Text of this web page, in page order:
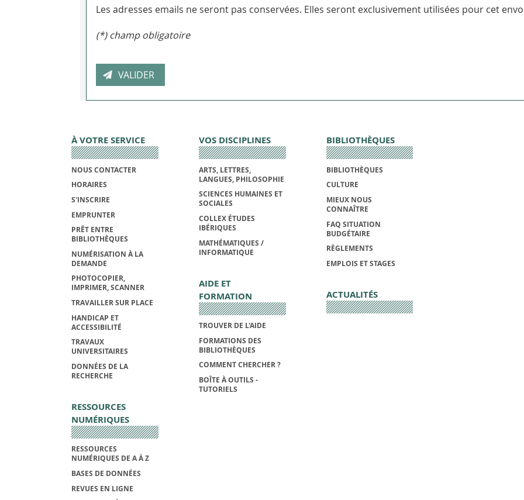
Les adresses emails ne seront pas conservées. Elles seront exclusivement utilisées pour cet
(*) champ obligatoire
À VOTRE SERVICE
NOUS CONTACTER
HORAIRES
S'INSCRIRE
EMPRUNTER
PRÊT ENTRE
BIBLIOTHÈQUES
NUMÉRISATION À LA
DEMANDE
PHOTOCOPIER,
IMPRIMER, SCANNER
TRAVAILLER SUR PLACE
HANDICAP ET
ACCESSIBILITÉ
TRAVAUX
UNIVERSITAIRES
DONNÉES DE LA
RECHERCHE
RESSOURCES
NUMÉRIQUES
RESSOURCES
NUMÉRIQUES DE A À Z
BASES DE DONNÉES
REVUES EN LIGNE
VOS DISCIPLINES
ARTS, LETTRES,
LANGUES, PHILOSOPHIE
SCIENCES HUMAINES ET
SOCIALES
COLLEX ÉTUDES
IBÉRIQUES
MATHÉMATIQUES /
INFORMATIQUE
AIDE ET
FORMATION
TROUVER DE L'AIDE
FORMATIONS DES
BIBLIOTHÈQUES
COMMENT CHERCHER ?
BOÎTE À OUTILS -
TUTORIELS
BIBLIOTHÈQUES
BIBLIOTHÈQUES
CULTURE
MIEUX NOUS
CONNAÎTRE
FAQ SITUATION
BUDGÉTAIRE
RÈGLEMENTS
EMPLOIS ET STAGES
ACTUALITÉS